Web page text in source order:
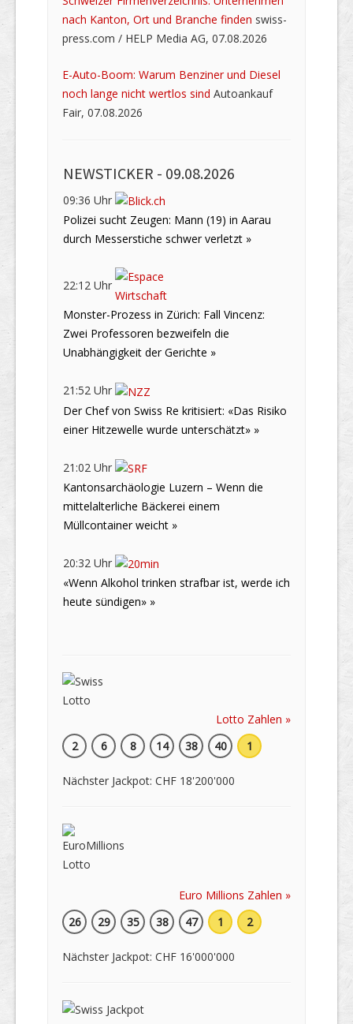
nach Kanton, Ort und Branche finden swiss-
press.com / HELP Media AG, 07.08.2026
E-Auto-Boom: Warum Benziner und Diesel
noch lange nicht wertlos sind Autoankauf
Fair, 07.08.2026
NEWSTICKER - 09.08.2026
09:36 Uhr
Polizei sucht Zeugen: Mann (19) in Aarau
durch Messerstiche schwer verletzt »
22:12 Uhr
Monster-Prozess in Zürich: Fall Vincenz:
Zwei Professoren bezweifeln die
Unabhängigkeit der Gerichte »
21:52 Uhr
Der Chef von Swiss Re kritisiert: «Das Risiko
einer Hitzewelle wurde unterschätzt» »
21:02 Uhr
Kantonsarchäologie Luzern – Wenn die
mittelalterliche Bäckerei einem
Müllcontainer weicht »
20:32 Uhr
«Wenn Alkohol trinken strafbar ist, werde ich
heute sündigen» »
Lotto Zahlen »
2
6 8 14 38 40 1
Nächster Jackpot: CHF 18'200'000
Euro Millions Zahlen »
26
29 35 38 47 1 2
Nächster Jackpot: CHF 16'000'000